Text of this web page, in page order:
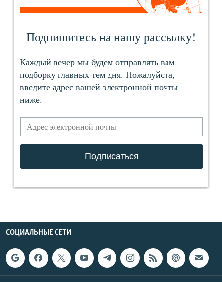
СОЦИАЛЬНЫЕ СЕТИ